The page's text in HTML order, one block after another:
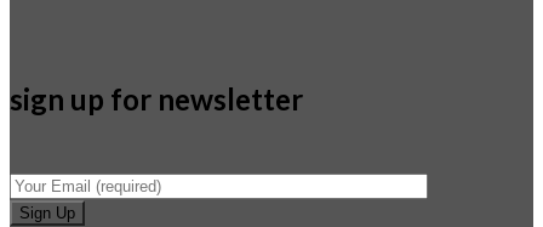
sign up for newsletter